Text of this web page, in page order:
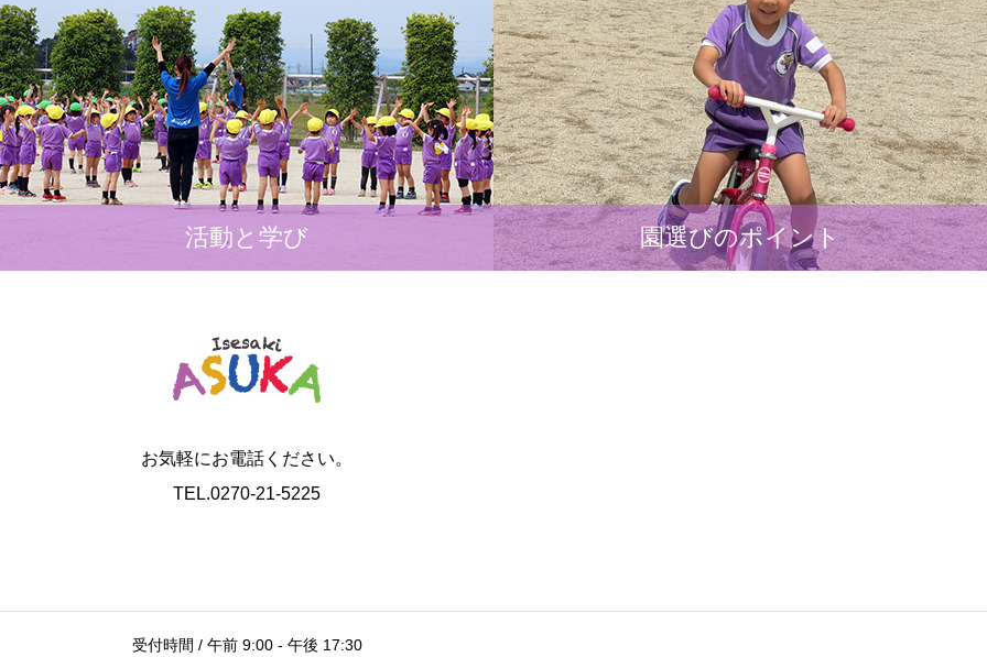
活動と学び 園選びのポイント
お気軽にお電話ください。
TEL.0270-21-5225
受付時間 / 午前 9:00 - 午後 17:30